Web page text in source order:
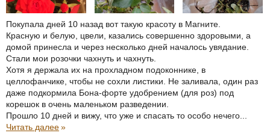
Покупала дней 10 назад вот такую красоту в Магните.
Красную и белую, цвели, казались совершенно здоровыми, а
домой принесла и через несколько дней началось увядание.
Стали мои розочки чахнуть и чахнуть.
Хотя я держала их на прохладном подоконнике, в
целлофанчике, чтобы не сохли листики. Не заливала, один раз
даже подкормила Бона-форте удобрением (для роз) под
корешок в очень маленьком разведении.
Прошло 10 дней и вижу, что уже и спасать то особо нечего...
Читать далее»